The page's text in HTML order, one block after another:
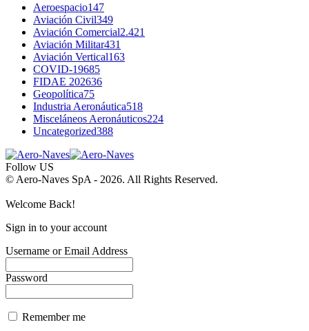
Aeroespacio147
Aviación Civil349
Aviación Comercial2.421
Aviación Militar431
Aviación Vertical163
COVID-19685
FIDAE 202636
Geopolítica75
Industria Aeronáutica518
Misceláneos Aeronáuticos224
Uncategorized388
Follow US
© Aero-Naves SpA - 2026. All Rights Reserved.
Welcome Back!
Sign in to your account
Username or Email Address
Password
Remember me